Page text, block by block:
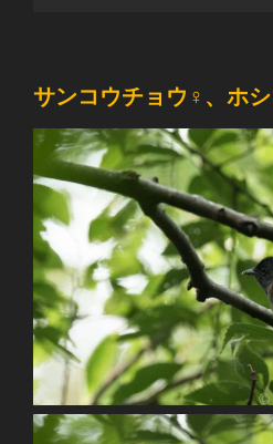
サンコウチョウ♀、ホ